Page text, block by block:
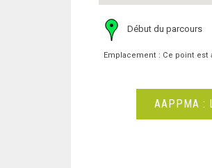
Début du parcours
Emplacement : Ce point
AAPPMA :